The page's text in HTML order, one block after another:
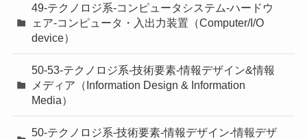
49-テクノロジ系-コンピュータシステム-ハードウ
ェア-コンピュータ・入出力装置（Computer/I/O
device）
50-53-テクノロジ系-技術要素-情報デザイン&情報
メディア（Information Design & Information
Media）
50-テクノロジ系-技術要素-情報デザイン-情報デザ